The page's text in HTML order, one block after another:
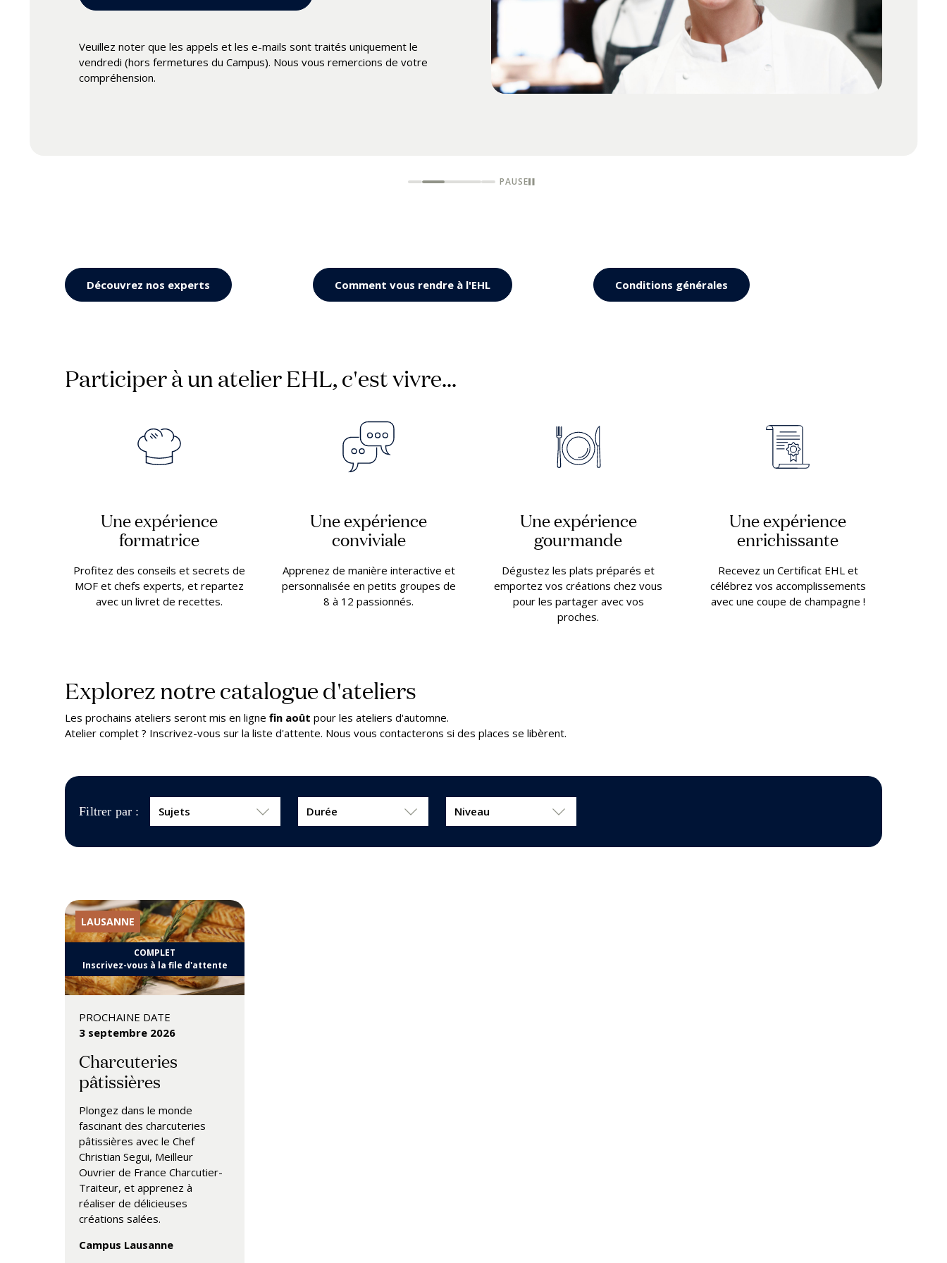
Nous vous remercions de votre compréhension et vous souhaitons un
Veuillez noter que les appels et les e-mails sont traités uniquement le
vendredi (hors fermetures du Campus). Nous vous remercions de votre
compréhension.
PAUSE
Découvrez nos experts Comment vous rendre à l'EHL Conditions générales
Participer à un atelier EHL, c'est vivre...
Une expérience
formatrice
Profitez des conseils et secrets de
MOF et chefs experts, et repartez
avec un livret de recettes.
Une expérience
conviviale
Apprenez de manière interactive et
personnalisée en petits groupes de
8 à 12 passionnés.
Une expérience
gourmande
Dégustez les plats préparés et
emportez vos créations chez vous
pour les partager avec vos
proches.
Une expérience
enrichissante
Recevez un Certificat EHL et
célébrez vos accomplissements
avec une coupe de champagne !
Explorez notre catalogue d'ateliers
Les prochains ateliers seront mis en ligne fin aoûtpour les ateliers d'automne.
Atelier complet ? Inscrivez-vous sur la liste d'attente. Nous vous contacterons si des places se libèrent.
Filtrer par :
LAUSANNE
PROCHAINE DATE
3 septembre 2026
COMPLET
Inscrivez-vous à la file d'attente
Charcuteries
pâtissières
Plongez dans le monde
fascinant des charcuteries
pâtissières avec le Chef
Christian Segui, Meilleur
Ouvrier de France Charcutier-
Traiteur, et apprenez à
réaliser de délicieuses
créations salées.
Campus Lausanne